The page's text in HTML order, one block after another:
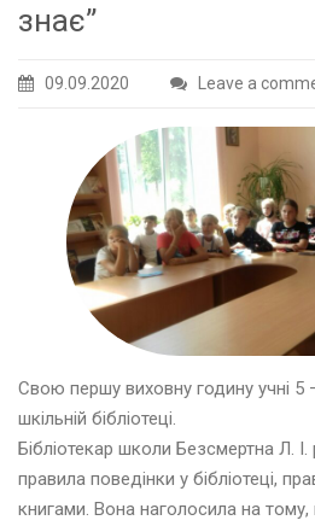
знає”
09.09.2020 Leave a
Свою першу виховну годину учні 5
шкільній бібліотеці.
Бібліотекар школи Безсмертна Л.
правила поведінки у бібліотеці,
книгами. Вона наголосила на